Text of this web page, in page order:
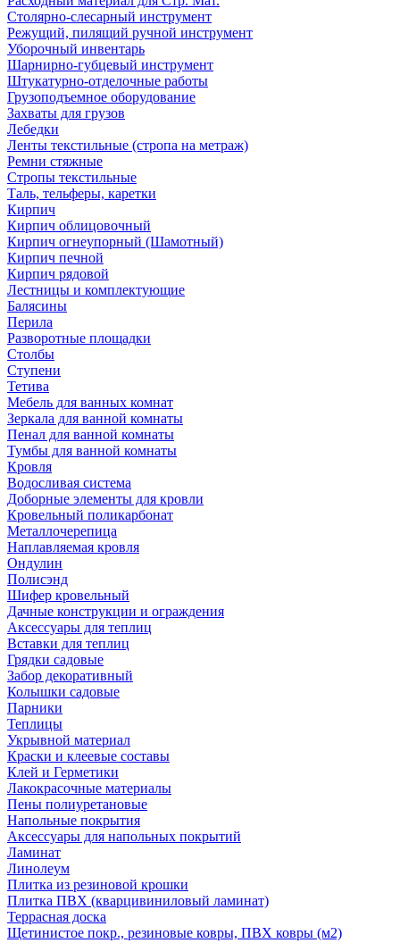
Столярно-слесарный инструмент
Режущий, пилящий ручной инструмент
Уборочный инвентарь
Шарнирно-губцевый инструмент
Штукатурно-отделочные работы
Грузоподъемное оборудование
Захваты для грузов
Лебедки
Ленты текстильные (стропа на метраж)
Ремни стяжные
Стропы текстильные
Таль, тельферы, каретки
Кирпич
Кирпич облицовочный
Кирпич огнеупорный (Шамотный)
Кирпич печной
Кирпич рядовой
Лестницы и комплектующие
Балясины
Перила
Разворотные площадки
Столбы
Ступени
Тетива
Мебель для ванных комнат
Зеркала для ванной комнаты
Пенал для ванной комнаты
Тумбы для ванной комнаты
Кровля
Водосливая система
Доборные элементы для кровли
Кровельный поликарбонат
Металлочерепица
Наплавляемая кровля
Ондулин
Полисэнд
Шифер кровельный
Дачные конструкции и ограждения
Аксессуары для теплиц
Вставки для теплиц
Грядки садовые
Забор декоративный
Колышки садовые
Парники
Теплицы
Укрывной материал
Краски и клеевые составы
Клей и Герметики
Лакокрасочные материалы
Пены полиуретановые
Напольные покрытия
Аксессуары для напольных покрытий
Ламинат
Линолеум
Плитка из резиновой крошки
Плитка ПВХ (кварцивиниловый ламинат)
Террасная доска
Щетинистое покр., резиновые ковры, ПВХ ковры (м2)